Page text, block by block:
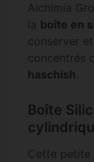
Alchimia
la boîte en
conserver
concentrés
haschish.
Boîte
Cette petite